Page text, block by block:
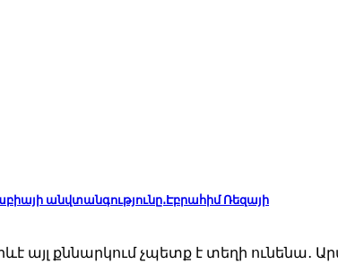
անվտանգությունը․Էբրահիմ Ռեզայի